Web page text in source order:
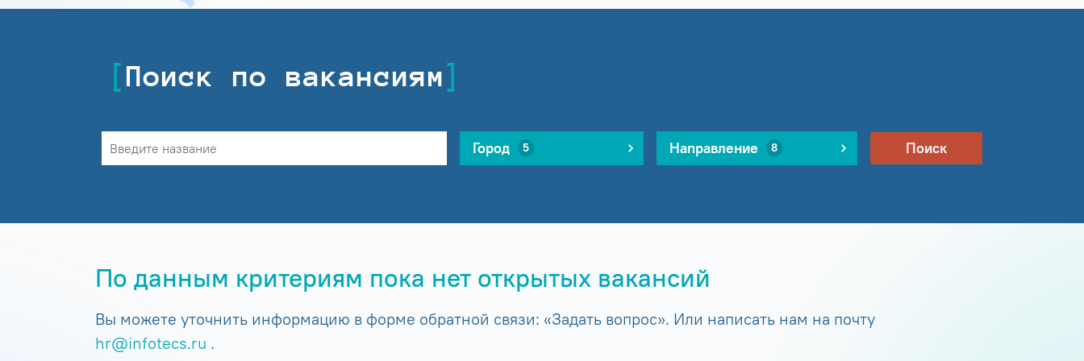
Поиск по вакансиям
Город 5 Направление 8 Поиск
По данным критериям пока нет открытых вакансий
Вы можете уточнить информацию в форме обратной связи: «Задать вопрос». Или написать нам на почту
hr@infotecs.ru .